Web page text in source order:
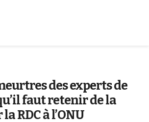
des experts de
faut retenir de la
RDC à l’ONU